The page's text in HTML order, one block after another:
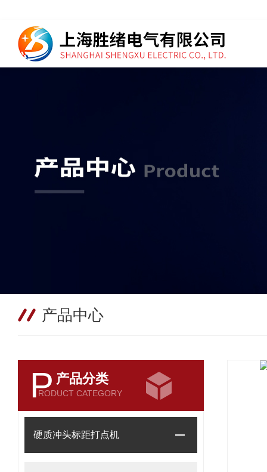
产品中心
P 产品分类
RODUCT CATEGORY
硬质冲头标距打点机